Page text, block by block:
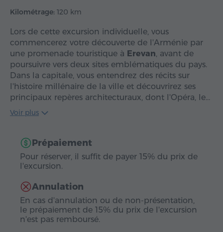
Kilométrage: 120 km
Lors de cette excursion individuelle, vous
commencerez votre découverte de l'Arménie par
une promenade touristique à Erevan, avant de
poursuivre vers deux sites emblématiques du pays.
Dans la capitale, vous entendrez des récits sur
l'histoire millénaire de la ville et découvrirez ses
principaux repères architecturaux, dont l'Opéra, le…
Voir plus
Prépaiement
Pour réserver, il suffit de payer 15% du prix de
l'excursion.
Annulation
En cas d'annulation ou de non-présentation,
le prépaiement de 15% du prix de l'excursion
n'est pas remboursé.